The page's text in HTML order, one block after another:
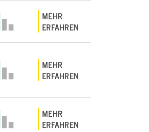
MEHR
ERFAHREN
MEHR
ERFAHREN
MEHR
ERFAHREN